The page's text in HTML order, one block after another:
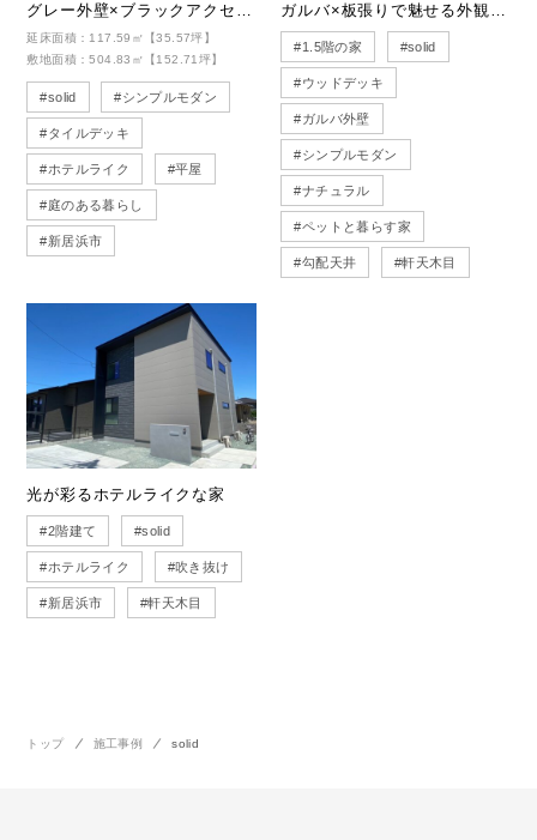
グレー外壁×ブラックアクセント｜ホテルライクな平屋
延床面積：117.59㎡【35.57坪】
敷地面積：504.83㎡【152.71坪】
#solid #シンプルモダン
#タイルデッキ
#ホテルライク #平屋
#庭のある暮らし
#新居浜市
ガルバ×板張りで魅せる外観美｜素材にこだわった家
#1.5階の家 #solid
#ウッドデッキ
#ガルバ外壁
#シンプルモダン
#ナチュラル
#ペットと暮らす家
#勾配天井 #軒天木目
光が彩るホテルライクな家
#2階建て #solid
#ホテルライク #吹き抜け
#新居浜市 #軒天木目
トップ 施工事例 solid